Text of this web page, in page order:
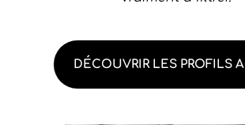
DÉCOUVRIR LES PROFILS